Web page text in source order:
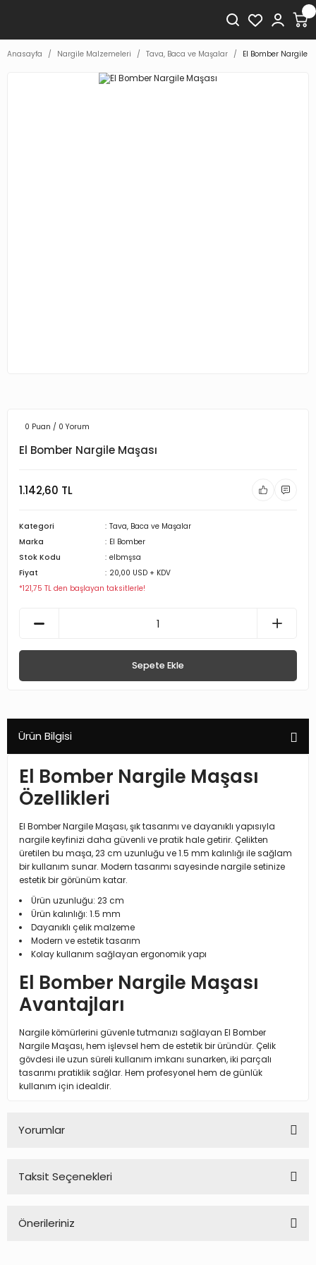
Anasayfa Nargile Malzemeleri Tava, Baca ve Maşalar El Bomber Nargile
0 Puan / 0 Yorum
El Bomber Nargile Maşası
1.142,60 TL
Kategori
Tava, Baca ve Maşalar
Marka
El Bomber
Stok Kodu
elbmşsa
Fiyat
20,00 USD + KDV
*121,75 TL den başlayan taksitlerle!
Sepete Ekle
Ürün Bilgisi
El Bomber Nargile Maşası
Özellikleri
El Bomber Nargile Maşası, şık tasarımı ve dayanıklı yapısıyla
nargile keyfinizi daha güvenli ve pratik hale getirir. Çelikten
üretilen bu maşa, 23 cm uzunluğu ve 1.5 mm kalınlığı ile sağlam
bir kullanım sunar. Modern tasarımı sayesinde nargile setinize
estetik bir görünüm katar.
Ürün uzunluğu: 23 cm
Ürün kalınlığı: 1.5 mm
Dayanıklı çelik malzeme
Modern ve estetik tasarım
Kolay kullanım sağlayan ergonomik yapı
El Bomber Nargile Maşası
Avantajları
Nargile kömürlerini güvenle tutmanızı sağlayan El Bomber
Nargile Maşası, hem işlevsel hem de estetik bir üründür. Çelik
gövdesi ile uzun süreli kullanım imkanı sunarken, iki parçalı
tasarımı pratiklik sağlar. Hem profesyonel hem de günlük
kullanım için idealdir.
Yorumlar
Taksit Seçenekleri
Önerileriniz